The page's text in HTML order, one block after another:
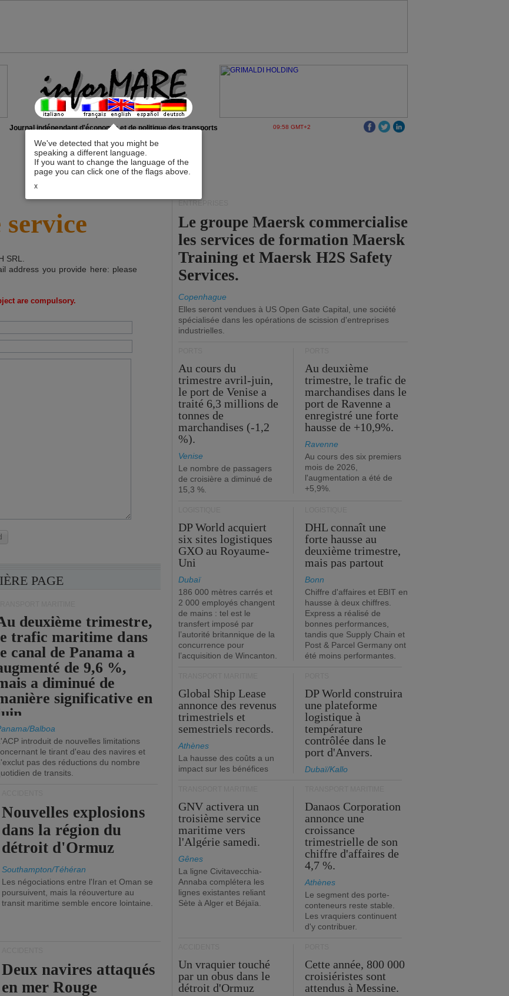
We've detected that you might be
speaking a different language.
If you want to change the language of the
page you can click one of the flags above.
x
Journal indépendant d'économie et de politique des transports 09:58 GMT+2
service
SRL
address you provide here: please
are compulsory.
PAGE
deuxième trimestre,
trafic maritime dans
canal de Panama a
de 9,6 %,
a diminué de
significative en
Balboa
introduit de nouvelles limitations
le tirant d'eau des navires et
pas des réductions du nombre
de transits.
Nouvelles explosions
dans la région du
détroit d'Ormuz
Southampton/Téhéran
Les négociations entre l'Iran et Oman se
poursuivent, mais la réouverture au
transit maritime semble encore lointaine.
Deux navires attaqués
en mer Rouge
ENTREPRISES
Le groupe Maersk commercialise
les services de formation Maersk
Training et Maersk H2S Safety
Services.
Copenhague
Elles seront vendues à US Open Gate Capital, une société
spécialisée dans les opérations de scission d'entreprises
industrielles.
Au cours du
trimestre avril-juin,
le port de Venise a
traité 6,3 millions de
tonnes de
marchandises (-1,2
%).
Venise
Le nombre de passagers
de croisière a diminué de
15,3 %.
Au deuxième
trimestre, le trafic de
marchandises dans le
port de Ravenne a
enregistré une forte
hausse de +10,9%.
Ravenne
Au cours des six premiers
mois de 2026,
l'augmentation a été de
+5,9%.
DP World acquiert
six sites logistiques
GXO au Royaume-
Uni
Dubaï
186 000 mètres carrés et
2 000 employés changent
de mains : tel est le
transfert imposé par
l’autorité britannique de la
concurrence pour
l’acquisition de Wincanton.
DHL connaît une
forte hausse au
deuxième trimestre,
mais pas partout
Bonn
Chiffre d'affaires et EBIT en
hausse à deux chiffres.
Express a réalisé de
bonnes performances,
tandis que Supply Chain et
Post & Parcel Germany ont
été moins performantes.
Global Ship Lease
annonce des revenus
trimestriels et
semestriels records.
Athènes
La hausse des coûts a un
impact sur les bénéfices
DP World construira
une plateforme
logistique à
température
contrôlée dans le
port d'Anvers.
Dubaï/Kallo
GNV activera un
troisième service
maritime vers
l'Algérie samedi.
Gênes
La ligne Civitavecchia-
Annaba complétera les
lignes existantes reliant
Sète à Alger et Béjaïa.
Danaos Corporation
annonce une
croissance
trimestrielle de son
chiffre d'affaires de
4,7 %.
Athènes
Le segment des porte-
conteneurs reste stable.
Les vraquiers continuent
d'y contribuer.
Un vraquier touché
par un obus dans le
détroit d'Ormuz
Cette année, 800 000
croisiéristes sont
attendus à Messine.